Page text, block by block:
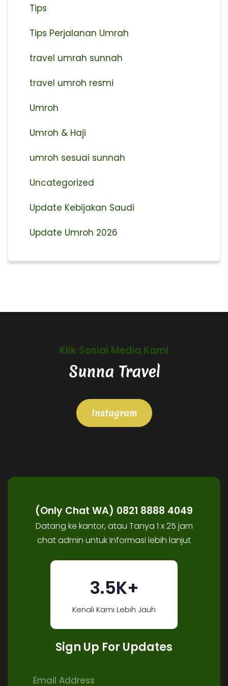
Tips
Tips Perjalanan Umrah
travel umrah sunnah
travel umroh resmi
Umroh
Umroh & Haji
umroh sesuai sunnah
Uncategorized
Update Kebijakan Saudi
Update Umroh 2026
Klik Sosial Media Kami
Sunna Travel
Instagram
(Only Chat WA) 0821 8888 4049
Datang ke kantor, atau Tanya 1 x 25 jam
chat admin untuk Informasi lebih lanjut
3.5K+
Kenali Kami Lebih Jauh
Sign Up For Updates